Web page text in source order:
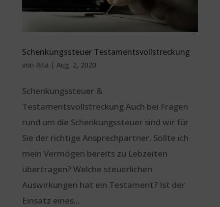
Schenkungssteuer Testamentsvollstreckung
von Rita | Aug. 2, 2020
Schenkungssteuer &
Testamentsvollstreckung Auch bei Fragen
rund um die Schenkungssteuer sind wir für
Sie der richtige Ansprechpartner. Sollte ich
mein Vermögen bereits zu Lebzeiten
übertragen? Welche steuerlichen
Auswirkungen hat ein Testament? Ist der
Einsatz eines...